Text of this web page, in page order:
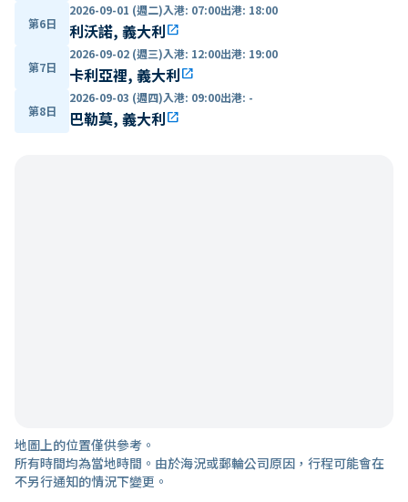
第6日
2026-09-01 (週二)入港: 07:00出港: 18:00
利沃諾, 義大利open_in_new
第7日
2026-09-02 (週三)入港: 12:00出港: 19:00
卡利亞裡, 義大利open_in_new
第8日
2026-09-03 (週四)入港: 09:00出港: -
巴勒莫, 義大利open_in_new
地圖上的位置僅供參考。
所有時間均為當地時間。由於海況或郵輪公司原因，行程可能會在
不另行通知的情況下變更。